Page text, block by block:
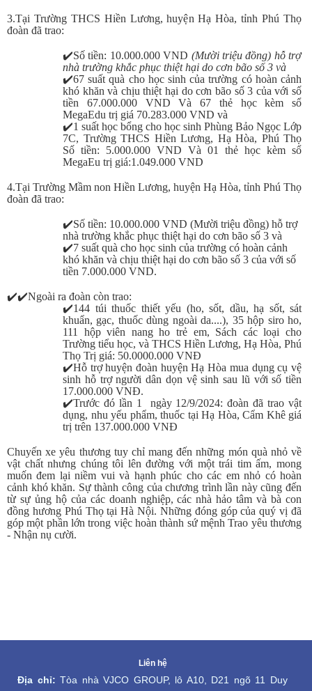
3.Tại Trường THCS Hiền Lương, huyện Hạ Hòa, tỉnh Phú Thọ
đoàn đã trao:
✔️Số tiền: 10.000.000 VND (Mười triệu đồng) hỗ trợ
nhà trường khắc phục thiệt hại do cơn bão số 3 và
✔️67 suất quà cho học sinh của trường có hoàn cảnh
khó khăn và chịu thiệt hại do cơn bão số 3 của với số
tiền 67.000.000 VND Và 67 thẻ học kèm sổ
MegaEdu trị giá 70.283.000 VND và
✔️1 suất học bổng cho học sinh Phùng Bảo Ngọc Lớp
7C, Trường THCS Hiền Lương, Hạ Hòa, Phú Thọ
Số tiền: 5.000.000 VND Và 01 thẻ học kèm sổ
MegaEu trị giá:1.049.000 VND
4.Tại Trường Mầm non Hiền Lương, huyện Hạ Hòa, tỉnh Phú Thọ
đoàn đã trao:
✔️Số tiền: 10.000.000 VND (Mười triệu đồng) hỗ trợ
nhà trường khắc phục thiệt hại do cơn bão số 3 và
✔️7 suất quà cho học sinh của trường có hoàn cảnh
khó khăn và chịu thiệt hại do cơn bão số 3 của với số
tiền 7.000.000 VND.
✔️✔️Ngoài ra đoàn còn trao:
✔️144 túi thuốc thiết yếu (ho, sốt, dầu, hạ sốt, sát
khuẩn, gạc, thuốc dùng ngoài da....), 35 hộp siro ho,
111 hộp viên nang ho trẻ em, Sách các loại cho
Trường tiểu học, và THCS Hiền Lương, Hạ Hòa, Phú
Thọ Trị giá: 50.0000.000 VNĐ
✔️Hỗ trợ huyện đoàn huyện Hạ Hòa mua dụng cụ vệ
sinh hỗ trợ người dân dọn vệ sinh sau lũ với số tiền
17.000.000 VNĐ.
✔️Trước đó lần 1 ngày 12/9/2024: đoàn đã trao vật
dụng, nhu yếu phẩm, thuốc tại Hạ Hòa, Cẩm Khê giá
trị trên 137.000.000 VNĐ
Chuyến xe yêu thương tuy chỉ mang đến những món quà nhỏ về
vật chất nhưng chúng tôi lên đường với một trái tim ấm, mong
muốn đem lại niềm vui và hạnh phúc cho các em nhỏ có hoàn
cảnh khó khăn. Sự thành công của chương trình lần này cũng đến
từ sự ủng hộ của các doanh nghiệp, các nhà hảo tâm và bà con
đồng hương Phú Thọ tại Hà Nội. Những đóng góp của quý vị đã
góp một phần lớn trong việc hoàn thành sứ mệnh Trao yêu thương
- Nhận nụ cười.
Liên hệ
Địa chỉ: Tòa nhà VJCO GROUP, lô A10, D21 ngõ 11 Duy